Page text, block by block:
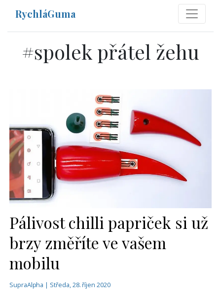
RychláGuma
#spolek přátel žehu
Pálivost chilli papriček si už
brzy změříte ve vašem
mobilu
SupraAlpha | Středa, 28. říjen 2020